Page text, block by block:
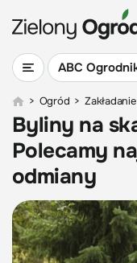
ABC
> Ogród >
Byliny na
Polecamy
odmiany